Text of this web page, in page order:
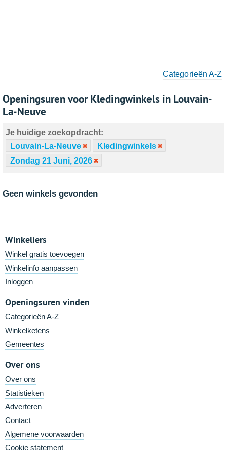
Categorieën A-Z
Openingsuren voor Kledingwinkels in Louvain-
La-Neuve
Je huidige zoekopdracht:
Louvain-La-Neuve
Kledingwinkels
Zondag 21 Juni, 2026
Geen winkels gevonden
Winkeliers
Winkel gratis toevoegen
Winkelinfo aanpassen
Inloggen
Openingsuren vinden
Categorieën A-Z
Winkelketens
Gemeentes
Over ons
Over ons
Statistieken
Adverteren
Contact
Algemene voorwaarden
Cookie statement